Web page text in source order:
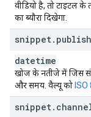
वीडियो है, तो टाइटल के
का ब्यौरा दिखेगा.
snippet.
datetime
खोज के नतीजे में जिस
और समय. वैल्यू को ISO
snippet.